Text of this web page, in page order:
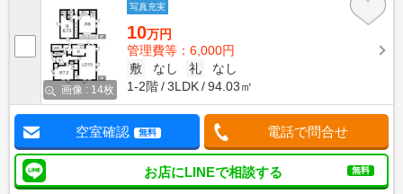
画像 : 14枚
写真充実
10万円
管理費等：6,000円
敷
なし 礼
なし
1-2階
3LDK 94.03㎡
空室確認 無料 電話で問合せ
お店にLINEで相談する 無料